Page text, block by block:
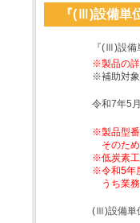
『(Ⅲ)設備単
『(Ⅲ)設備
※製品の詳
※補助対象
令和7年5
※製品型番
そのた
※低炭素工
※令和5年
うち業
(Ⅲ)設備単